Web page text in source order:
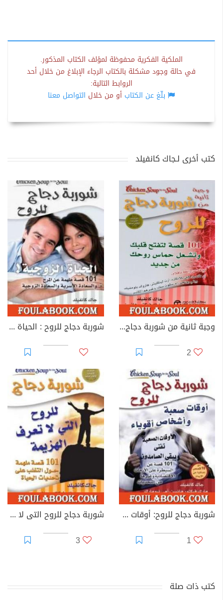
الملكية الفكرية محفوظة لمؤلف الكتاب المذكور.
في حالة وجود مشكلة بالكتاب الرجاء الإبلاغ من خلال أحد
الروابط التالية:
بلّغ عن الكتاب أو من خلال التواصل معنا
كتب أخرى لـجاك كانفيلد
وجبة ثانية من شوربة دجاج للروح
2
شوربة دجاج للروح : الحياة الزوجية
شوربة دجاج للروح: أوقات صعبة وأشخاص أقوياء
1
شوربة دجاج للروح التى لا تعرف الهزيمة
3
كتب ذات صلة